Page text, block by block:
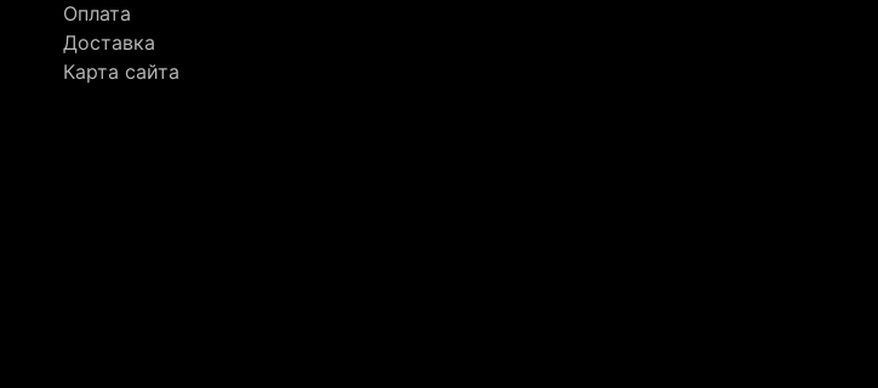
Оплата
Доставка
Карта сайта